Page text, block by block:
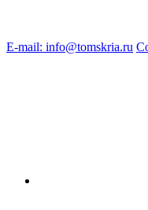
E-mail: info@tomskria.ru